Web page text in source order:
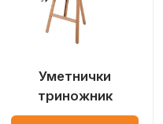
Уметнички
триножник